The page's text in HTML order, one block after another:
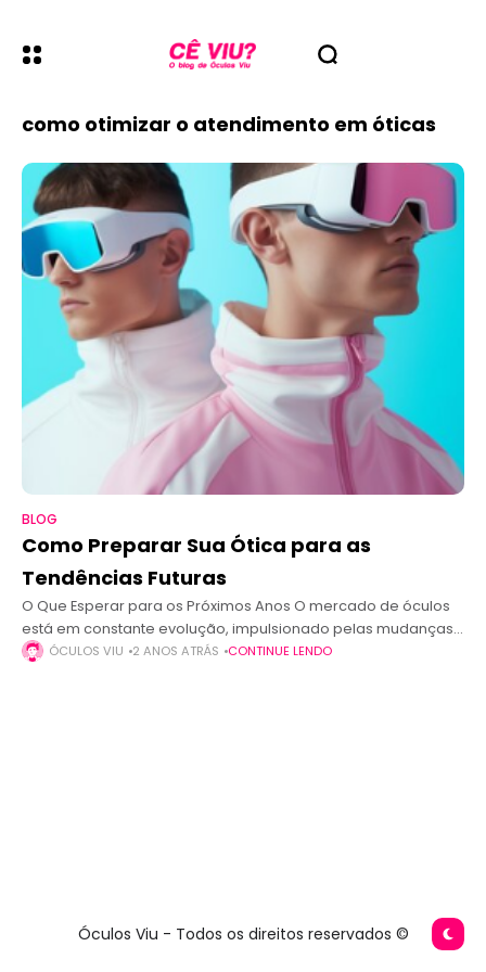
como otimizar o atendimento em óticas
BLOG
Como Preparar Sua Ótica para as
Tendências Futuras
O Que Esperar para os Próximos Anos O mercado de óculos
está em constante evolução, impulsionado pelas mudanças
nas preferências dos consumidores e pelas inovações
ÓCULOS VIU 2 ANOS ATRÁS CONTINUE LENDO
Óculos Viu - Todos os direitos reservados ©